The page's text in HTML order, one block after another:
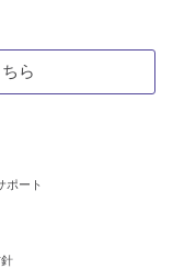
ら
ポート